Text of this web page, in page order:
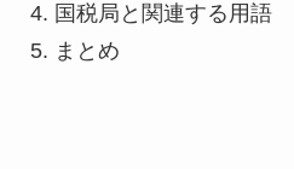
国税局と関連する用語
まとめ